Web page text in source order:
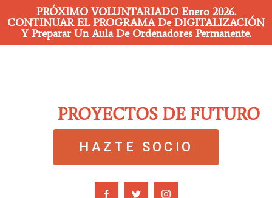
PRÓXIMO VOLUNTARIADO Enero 2026.
CONTINUAR EL PROGRAMA De DIGITALIZACIÓN
Y Preparar Un Aula De Ordenadores Permanente.
PROYECTOS DE FUTURO
HAZTE SOCIO